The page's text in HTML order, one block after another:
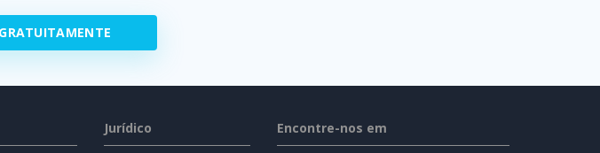
Jurídico Encontre-nos em